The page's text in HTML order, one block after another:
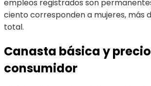
empleos registrados son
ciento corresponden a mujeres, más
total.
Canasta básica y
consumidor